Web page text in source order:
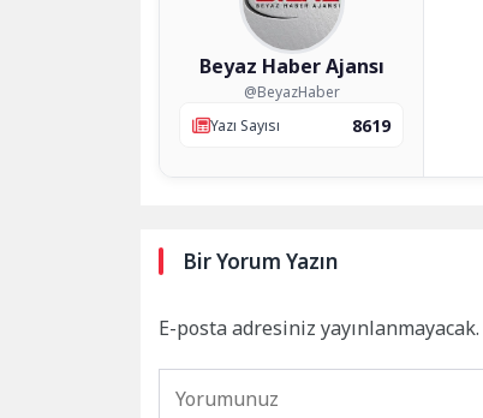
Beyaz Haber Ajansı
@BeyazHaber
Yazı Sayısı
8619
Bir Yorum Yazın
E-posta adresiniz yayınlanmayacak.